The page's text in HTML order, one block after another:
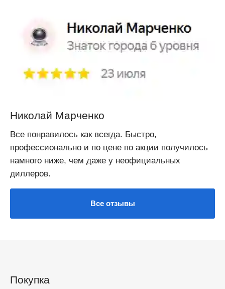
Николай Марченко
Все понравилось как всегда. Быстро,
профессионально и по цене по акции получилось
намного ниже, чем даже у неофициальных
диллеров.
Все отзывы
Покупка